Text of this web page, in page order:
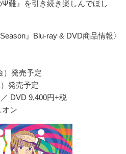
難』を引き続き楽しんでほし
』Blu-ray & DVD商品情報〉
発売予定
発売予定
DVD 9,400円+税
ン